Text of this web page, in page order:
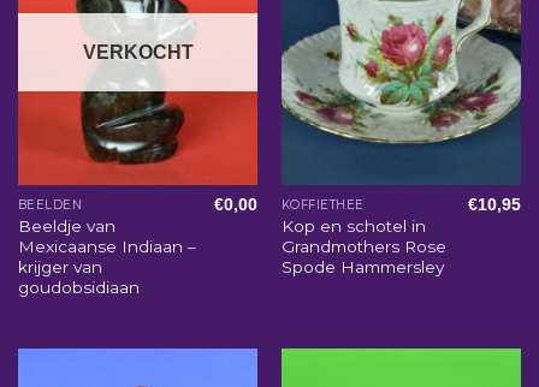
VERKOCHT
BEELDEN
Beeldje van
Mexicaanse Indiaan –
krijger van
goudobsidiaan
€0,00 KOFFIETHEE
Kop en schotel in
Grandmothers Rose
Spode Hammersley
€10,95